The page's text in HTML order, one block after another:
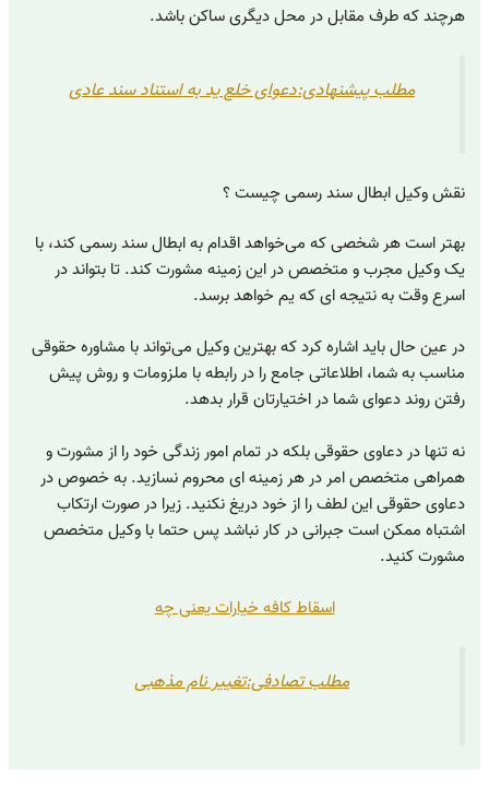
هرچند که طرف مقابل در محل دیگری ساکن باشد.
مطلب پیشنهادی:دعوای خلع ید به استناد سند عادی
نقش وکیل ابطال سند رسمی چیست ؟
بهتر است هر شخصی که می‌خواهد اقدام به ابطال سند رسمی کند، با
یک وکیل مجرب و متخصص در این زمینه مشورت کند. تا بتواند در
اسرع وقت به نتیجه ای که یم خواهد برسد.
در عین حال باید اشاره کرد که بهترین وکیل می‌تواند با مشاوره حقوقی
مناسب به شما، اطلاعاتی جامع را در رابطه با ملزومات و روش پیش
رفتن روند دعوای شما در اختیارتان قرار بدهد.
نه تنها در دعاوی حقوقی بلکه در تمام امور زندگی خود را از مشورت و
همراهی متخصص امر در هر زمینه ای محروم نسازید. به خصوص در
دعاوی حقوقی این لطف را از خود دریغ نکنید. زیرا در صورت ارتکاب
اشتباه ممکن است جبرانی در کار نباشد پس حتما با وکیل متخصص
مشورت کنید.
اسقاط کافه خیارات یعنی چه
مطلب تصادفی:تغییر نام مذهبی